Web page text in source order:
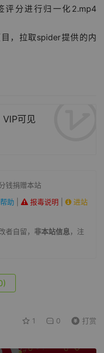
评分进行归一化2.mp4
，拉取spider提供的内
VIP可见
钱捐赠本站
助 报毒说明
进站
者自留， 非本站信息，注
1 0 打赏